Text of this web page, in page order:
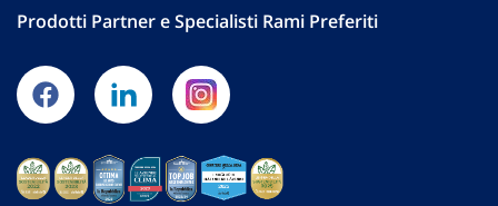
Prodotti Partner e Specialisti Rami Preferiti